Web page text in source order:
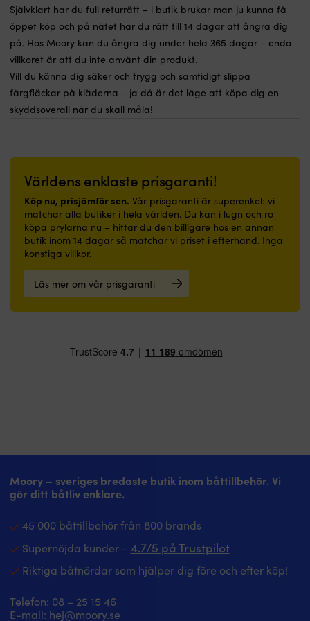
Självklart har du full returrätt – i butik brukar man ju kunna få
öppet köp och på nätet har du rätt till 14 dagar att ångra dig
på. Hos Moory kan du ångra dig under hela 365 dagar – enda
villkoret är att du inte använt din produkt.
Vill du känna dig säker och trygg och samtidigt slippa
färgfläckar på kläderna – ja då är det läge att köpa dig en
skyddsoverall när du skall måla!
Världens enklaste prisgaranti!
Köp nu, prisjämför sen. Vår prisgaranti är superenkel: vi
matchar alla butiker i hela världen. Du kan i lugn och ro
köpa prylarna nu – hittar du den billigare hos en annan
butik inom 14 dagar så matchar vi priset i efterhand. Inga
konstiga villkor.
Läs mer om vår prisgaranti
Moory – sveriges bredaste butik inom båttillbehör. Vi
gör ditt båtliv enklare.
45 000 båttillbehör från 800 brands
Supernöjda kunder – 4.7/5 på Trustpilot
Riktiga båtnördar som hjälper dig före och efter köp!
Telefon: 08 – 25 15 46
E-mail: hej@moory.se